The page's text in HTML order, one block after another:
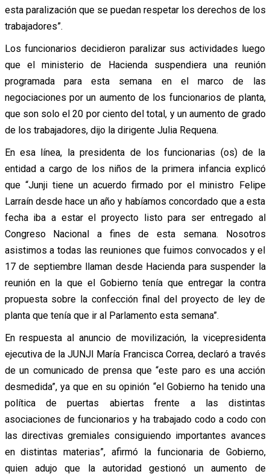
esta paralización que se puedan respetar los derechos de los
trabajadores”.
Los funcionarios decidieron paralizar sus actividades luego
que el ministerio de Hacienda suspendiera una reunión
programada para esta semana en el marco de las
negociaciones por un aumento de los funcionarios de planta,
que son solo el 20 por ciento del total, y un aumento de grado
de los trabajadores, dijo la dirigente Julia Requena.
En esa línea, la presidenta de los funcionarias (os) de la
entidad a cargo de los niños de la primera infancia explicó
que “Junji tiene un acuerdo firmado por el ministro Felipe
Larraín desde hace un año y habíamos concordado que a esta
fecha iba a estar el proyecto listo para ser entregado al
Congreso Nacional a fines de esta semana. Nosotros
asistimos a todas las reuniones que fuimos convocados y el
17 de septiembre llaman desde Hacienda para suspender la
reunión en la que el Gobierno tenía que entregar la contra
propuesta sobre la confección final del proyecto de ley de
planta que tenía que ir al Parlamento esta semana”.
En respuesta al anuncio de movilización, la vicepresidenta
ejecutiva de la JUNJI María Francisca Correa, declaró a través
de un comunicado de prensa que “este paro es una acción
desmedida”, ya que en su opinión “el Gobierno ha tenido una
política de puertas abiertas frente a las distintas
asociaciones de funcionarios y ha trabajado codo a codo con
las directivas gremiales consiguiendo importantes avances
en distintas materias”, afirmó la funcionaria de Gobierno,
quien adujo que la autoridad gestionó un aumento de